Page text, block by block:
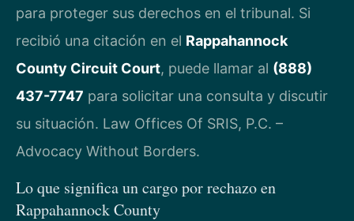
para proteger sus derechos en el tribunal. Si
recibió una citación en el Rappahannock
County Circuit Court, puede llamar al (888)
437-7747 para solicitar una consulta y discutir
su situación. Law Offices Of SRIS, P.C. –
Advocacy Without Borders.
Lo que significa un cargo por rechazo en
Rappahannock County